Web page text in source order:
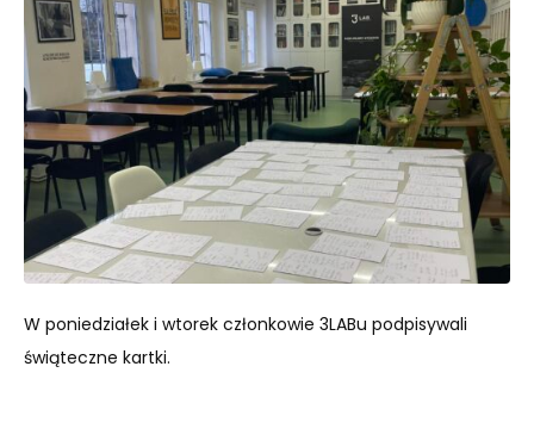
W poniedziałek i wtorek członkowie 3LABu podpisywali
świąteczne kartki.